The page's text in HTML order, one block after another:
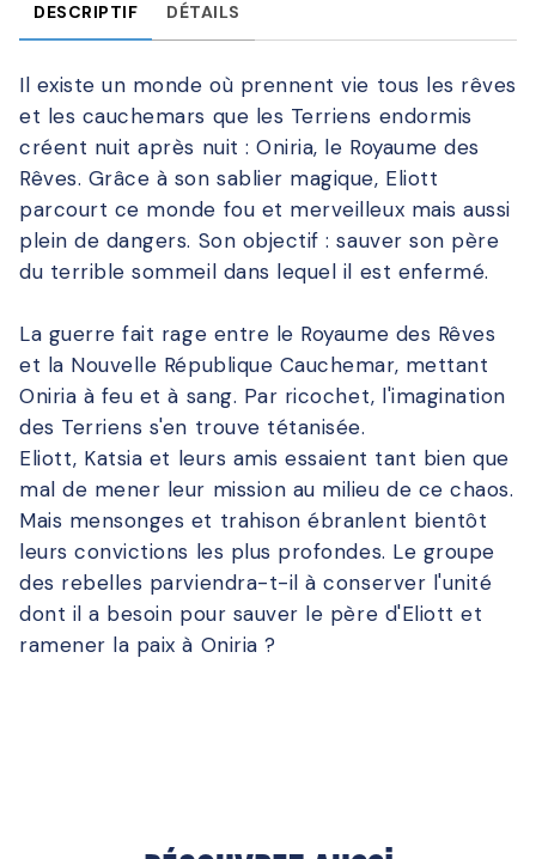
DESCRIPTIF DÉTAILS
Il existe un monde où prennent vie tous les rêves
et les cauchemars que les Terriens endormis
créent nuit après nuit : Oniria, le Royaume des
Rêves. Grâce à son sablier magique, Eliott
parcourt ce monde fou et merveilleux mais aussi
plein de dangers. Son objectif : sauver son père
du terrible sommeil dans lequel il est enfermé.
La guerre fait rage entre le Royaume des Rêves
et la Nouvelle République Cauchemar, mettant
Oniria à feu et à sang. Par ricochet, l'imagination
des Terriens s'en trouve tétanisée.
Eliott, Katsia et leurs amis essaient tant bien que
mal de mener leur mission au milieu de ce chaos.
Mais mensonges et trahison ébranlent bientôt
leurs convictions les plus profondes. Le groupe
des rebelles parviendra-t-il à conserver l'unité
dont il a besoin pour sauver le père d'Eliott et
ramener la paix à Oniria ?